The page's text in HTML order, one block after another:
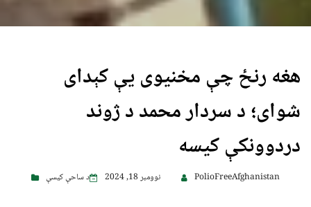
هغه رنځ چې مخنیوی یې کېدای
شوای؛ د سردار محمد د ژوند
دردوونکې کیسه
PolioFreeAfghanistan نوومبر 18, 2024 د ساحې کیسې